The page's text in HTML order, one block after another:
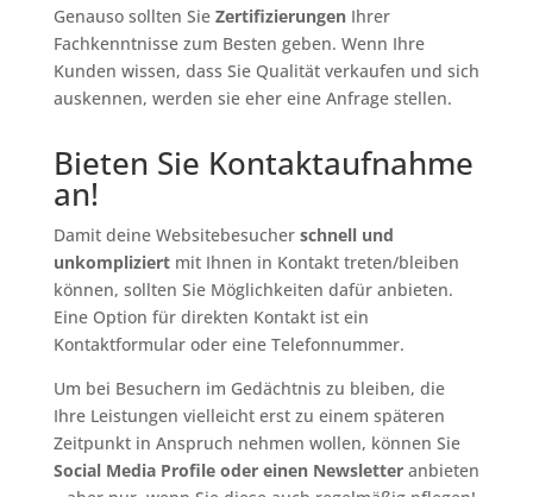
Genauso sollten Sie ZertifizierungenIhrer
Fachkenntnisse zum Besten geben. Wenn Ihre
Kunden wissen, dass Sie Qualität verkaufen und sich
auskennen, werden sie eher eine Anfrage stellen.
Bieten Sie Kontaktaufnahme
an!
Damit deine Websitebesucher schnell und
unkompliziertmit Ihnen in Kontakt treten/bleiben
können, sollten Sie Möglichkeiten dafür anbieten.
Eine Option für direkten Kontakt ist ein
Kontaktformular oder eine Telefonnummer.
Um bei Besuchern im Gedächtnis zu bleiben, die
Ihre Leistungen vielleicht erst zu einem späteren
Zeitpunkt in Anspruch nehmen wollen, können Sie
Social Media Profile oder einen Newsletteranbieten